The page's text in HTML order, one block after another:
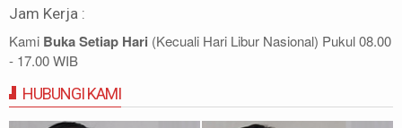
Jam Kerja :
Kami Buka Setiap Hari (Kecuali Hari Libur Nasional) Pukul 08.00
- 17.00 WIB
HUBUNGI KAMI